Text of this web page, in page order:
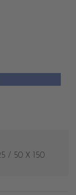
/ 50 X 150